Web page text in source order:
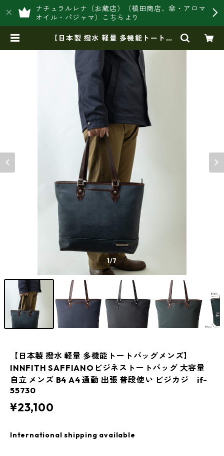
ナチュラルレナ（お蔵店）（槙田商店、傘・アロマ
オイル・パジャマ）こちらより
【日本製 撥水 軽量 多機能トートバ
ビジネストートバッグ 大容量 自立
メンズ B4 A4 通勤 出張 普段使い ビ
ジカジ if-55730 | 豊岡製オリジ
ナルバッグ製造販売【日本製・バッ
グ財布 専門店】レナ ジャパンメ
イド ショップ
1/7
【日本製 撥水 軽量 多機能トートバッグメンズ】
INNFITH SAFFIANOビジネストートバッグ 大容量
自立 メンズ B4 A4 通勤 出張 普段使い ビジカジ if-
55730
¥23,100
International shipping available